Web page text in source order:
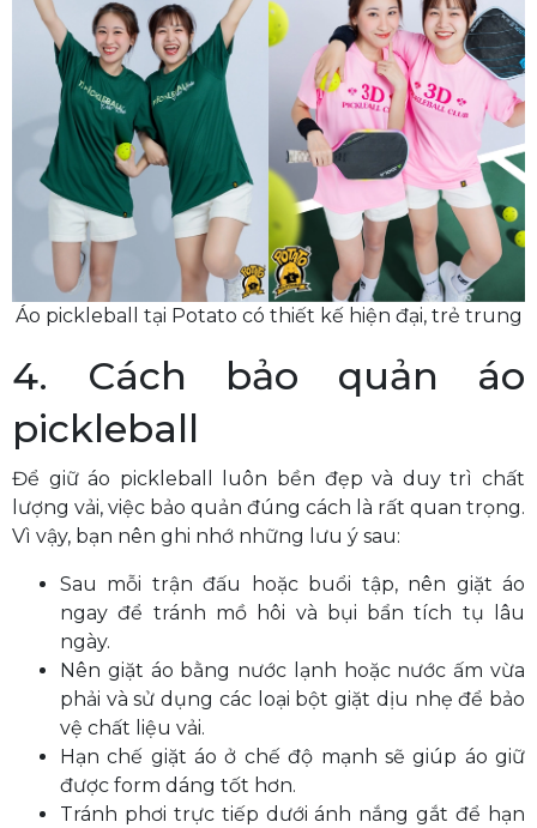
Áo pickleball tại Potato có thiết kế hiện đại, trẻ trung
4. Cách bảo quản áo
pickleball
Để giữ áo pickleball luôn bền đẹp và duy trì chất
lượng vải, việc bảo quản đúng cách là rất quan trọng.
Vì vậy, bạn nên ghi nhớ những lưu ý sau:
Sau mỗi trận đấu hoặc buổi tập, nên giặt áo
ngay để tránh mồ hôi và bụi bẩn tích tụ lâu
ngày.
Nên giặt áo bằng nước lạnh hoặc nước ấm vừa
phải và sử dụng các loại bột giặt dịu nhẹ để bảo
vệ chất liệu vải.
Hạn chế giặt áo ở chế độ mạnh sẽ giúp áo giữ
được form dáng tốt hơn.
Tránh phơi trực tiếp dưới ánh nắng gắt để hạn